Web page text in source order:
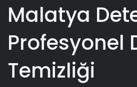
Malatya
Profesyonel
Temizliği